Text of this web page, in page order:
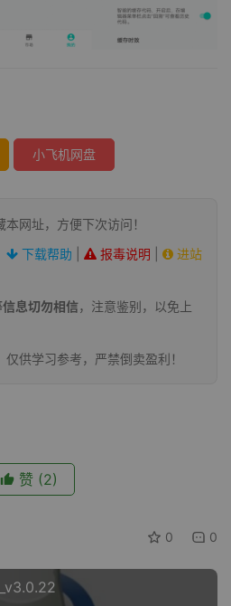
小飞机网盘
网址，方便下次访问！
下载帮助 报毒说明
进站
息切勿相信，注意鉴别，以免上
供学习参考，严禁倒卖盈利！
赞 (2)
0 0